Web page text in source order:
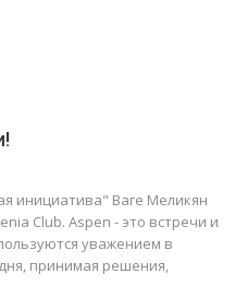
инициатива" Ваге Меликян
Club. Aspen - это встречи и
уважением в
принимая решения,